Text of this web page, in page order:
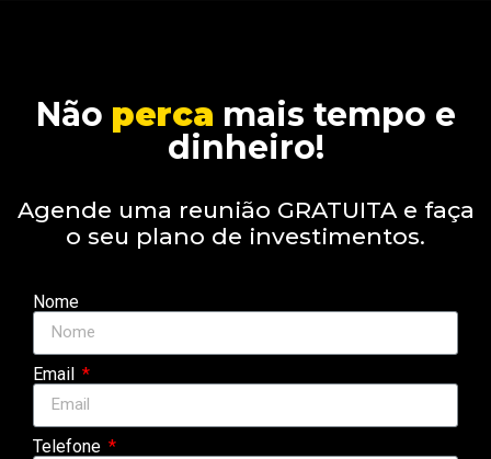
Não perca mais tempo e
dinheiro!
Agende uma reunião GRATUITA e faça
o seu plano de investimentos.
Nome
Email
Telefone